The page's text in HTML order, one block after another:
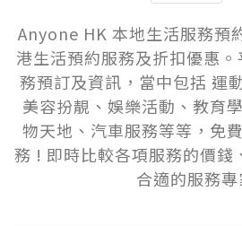
Anyone HK 本地生活服務預
港生活預約服務及折扣優惠
務預訂及資訊，當中包括 運
美容扮靚、娛樂活動、教育
物天地、汽車服務等等，免
務 ! 即時比較各項服務的價錢
合適的服務專